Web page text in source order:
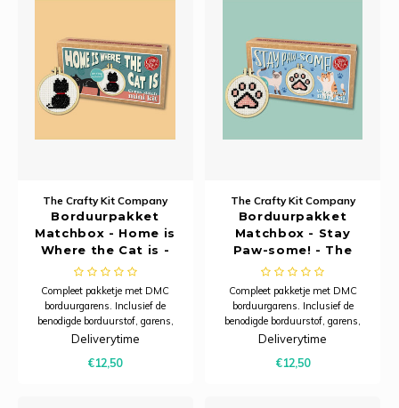
The Crafty Kit Company
Borduurpakket
Matchbox - Home is
Where the Cat is -
The Crafty Kit
Company
Compleet pakketje met DMC
borduurgarens. Inclusief de
benodigde borduurstof, garens,
patroon, naald en beschrijving.
kartonnen verpakking en is
Deliverytime
€12,50
The Crafty Kit Company
Borduurpakket
Matchbox - Stay
Paw-some! - The
Crafty Kit Company
Compleet pakketje met DMC
borduurgarens. Inclusief de
benodigde borduurstof, garens,
patroon, naald en beschrijving.
kartonnen verpakking en is
Deliverytime
€12,50